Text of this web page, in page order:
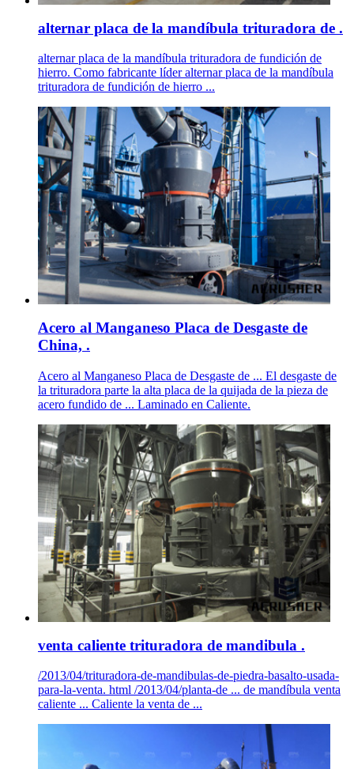
alternar placa de la mandíbula trituradora de .
alternar placa de la mandíbula trituradora de fundición de
hierro. Como fabricante líder alternar placa de la mandíbula
trituradora de fundición de hierro ...
Acero al Manganeso Placa de Desgaste de
China, .
Acero al Manganeso Placa de Desgaste de ... El desgaste de
la trituradora parte la alta placa de la quijada de la pieza de
acero fundido de ... Laminado en Caliente.
venta caliente trituradora de mandibula .
/2013/04/trituradora-de-mandibulas-de-piedra-basalto-usada-
para-la-venta. html /2013/04/planta-de ... de mandíbula venta
caliente ... Caliente la venta de ...